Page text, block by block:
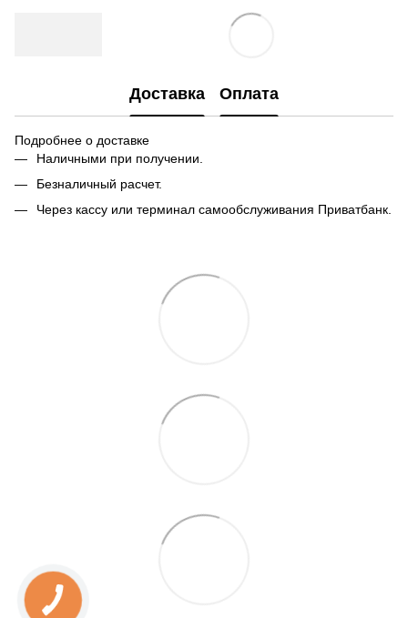
Доставка Оплата
Подробнее о доставке
Наличными при получении.
Безналичный расчет.
Через кассу или терминал самообслуживания Приватбанк.